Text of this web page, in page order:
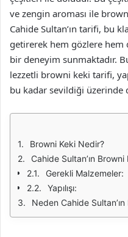
ve zengin aroması ile
Cahide Sultan’ın tarifi, bu
getirerek hem gözlere hem
bir deneyim sunmaktadır.
lezzetli browni keki tarifi,
bu kadar sevildiği üzerinde
Browni Keki Nedir?
Cahide Sultan’ın
Gerekli Malzemeler:
Yapılışı:
Neden Cahide